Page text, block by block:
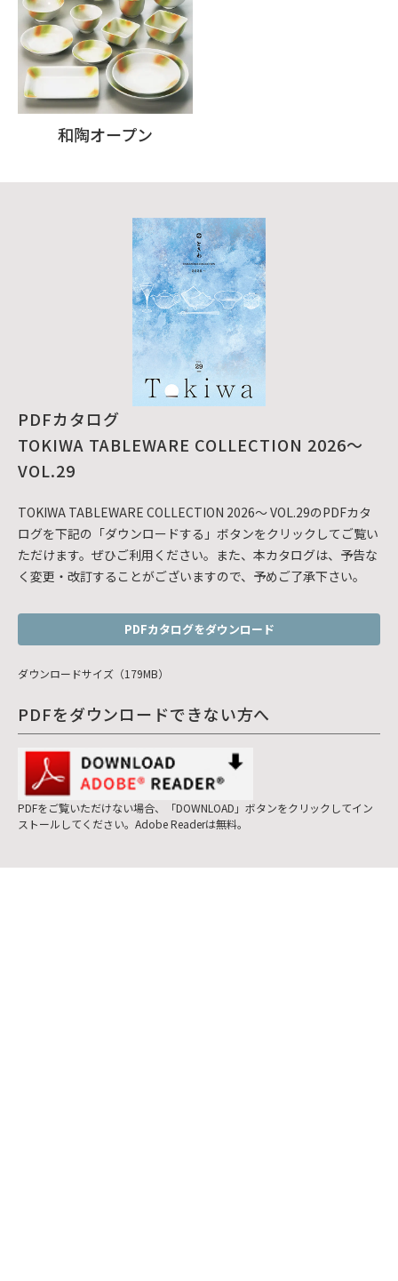
和陶オープン
PDFカタログ
TOKIWA TABLEWARE COLLECTION 2026～
VOL.29
TOKIWA TABLEWARE COLLECTION 2026～ VOL.29のPDFカタ
ログを下記の「ダウンロードする」ボタンをクリックしてご覧い
ただけます。ぜひご利用ください。また、本カタログは、予告な
く変更・改訂することがございますので、予めご了承下さい。
PDFカタログをダウンロード
ダウンロードサイズ（179MB）
PDFをダウンロードできない方へ
PDFをご覧いただけない場合、「DOWNLOAD」ボタンをクリックしてイン
ストールしてください。Adobe Readerは無料。